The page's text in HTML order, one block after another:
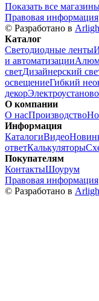
Показать все
Правовая информация
© Разработано в
Каталог
Светодиодные ленты
и автоматизации
светДизайнерский
освещениеГибкий
декор
О компании
О насПроизводство
Информация
КаталогиВидео
ответКалькуляторы
Покупателям
КонтактыШоурум
Правовая информация
© Разработано в